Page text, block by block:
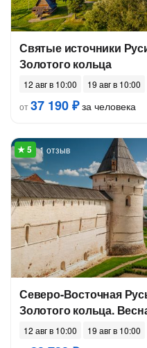
Святые источники
Золотого кольца
12 авг в 10:00
19 авг в 10:00
от37 190 ₽за человека
1 отзыв
Северо-Восточная
Золотого кольца.
12 авг в 10:00
19 авг в 10:00